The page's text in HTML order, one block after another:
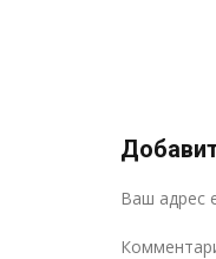
Ваш адрес